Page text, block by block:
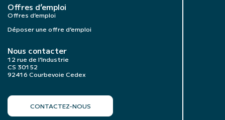
Offres d’emploi
Offres d’emploi
Déposer une offre d’emploi
Nous contacter
12 rue de l’Industrie
CS 30152
92416 Courbevoie Cedex
CONTACTEZ-NOUS